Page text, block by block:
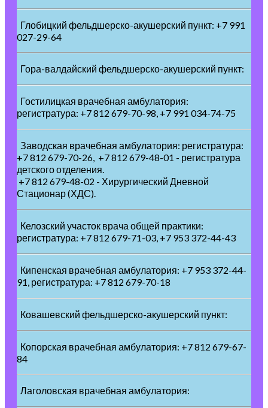
Глобицкий фельдшерско-акушерский пункт: +7 991
027-29-64
Гора-валдайский фельдшерско-акушерский пункт:
Гостилицкая врачебная амбулатория:
регистратура: +7 812 679-70-98, +7 991 034-74-75
Заводская врачебная амбулатория: регистратура:
+7 812 679-70-26, +7 812 679-48-01 - регистратура
детского отделения.
+7 812 679-48-02 - Хирургический Дневной
Стационар (ХДС).
Келозский участок врача общей практики:
регистратура: +7 812 679-71-03, +7 953 372-44-43
Кипенская врачебная амбулатория: +7 953 372-44-
91, регистратура: +7 812 679-70-18
Ковашевский фельдшерско-акушерский пункт:
Копорская врачебная амбулатория: +7 812 679-67-
84
Лаголовская врачебная амбулатория: